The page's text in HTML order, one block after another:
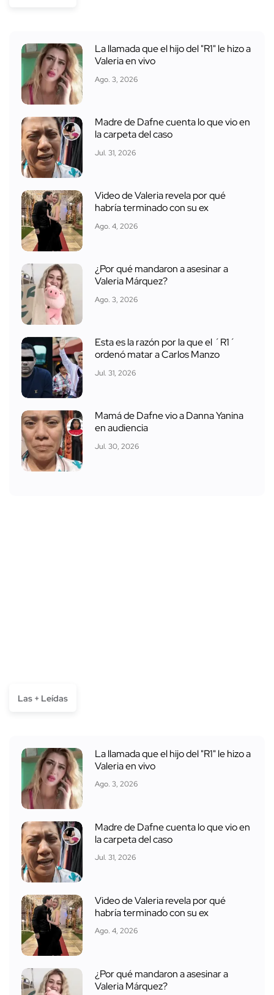
La llamada que el hijo del "R1" le hizo a
Valeria en vivo
Ago. 3, 2026
Madre de Dafne cuenta lo que vio en
la carpeta del caso
Jul. 31, 2026
Video de Valeria revela por qué
habría terminado con su ex
Ago. 4, 2026
¿Por qué mandaron a asesinar a
Valeria Márquez?
Ago. 3, 2026
Esta es la razón por la que el ´R1´
ordenó matar a Carlos Manzo
Jul. 31, 2026
Mamá de Dafne vio a Danna Yanina
en audiencia
Jul. 30, 2026
Las + Leídas
La llamada que el hijo del "R1" le hizo a
Valeria en vivo
Ago. 3, 2026
Madre de Dafne cuenta lo que vio en
la carpeta del caso
Jul. 31, 2026
Video de Valeria revela por qué
habría terminado con su ex
Ago. 4, 2026
¿Por qué mandaron a asesinar a
Valeria Márquez?